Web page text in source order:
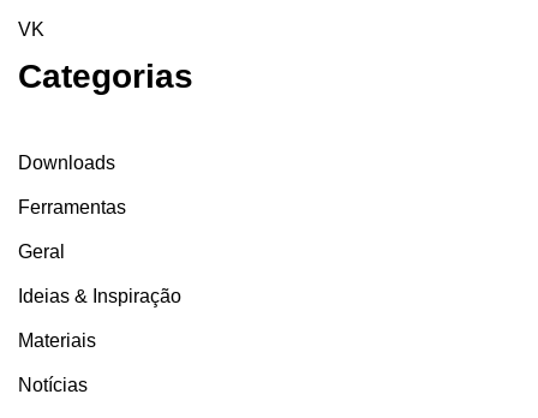
VK
Categorias
Downloads
Ferramentas
Geral
Ideias & Inspiração
Materiais
Notícias